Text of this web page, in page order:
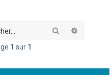
h
Rechercher
1 sur 1